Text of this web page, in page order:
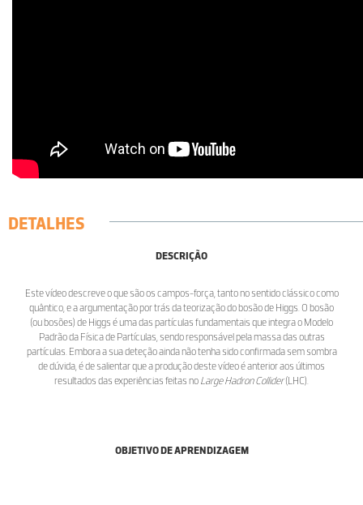
DETALHES
DESCRIÇÃO
Este vídeo descreve o que são os campos-força, tanto no sentido clássico como
quântico, e a argumentação por trás da teorização do bosão de Higgs. O bosão
(ou bosões) de Higgs é uma das partículas fundamentais que integra o Modelo
Padrão da Física de Partículas, sendo responsável pela massa das outras
partículas. Embora a sua deteção ainda não tenha sido confirmada sem sombra
de dúvida, é de salientar que a produção deste vídeo é anterior aos últimos
resultados das experiências feitas no Large Hadron Collider(LHC).
OBJETIVO DE APRENDIZAGEM